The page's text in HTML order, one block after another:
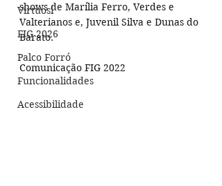
Virtuosi
FIG 2026
Palco Forró
Funcionalidades
Acessibilidade
shows de Marília Ferro, Verdes e
Valterianos e, Juvenil Silva e Dunas do
Barato.
Comunicação FIG 2022